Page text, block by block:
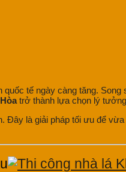
tế ngày càng tăng.
trở thành lựa chọn lý
Đây là giải pháp tối ưu để